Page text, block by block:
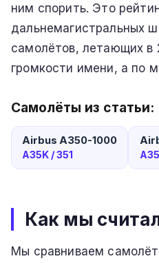
ним спорить. Это
дальнемагистральных
самолётов, летающих
громкости имени, а по
Самолёты из статьи:
Airbus A350-1000
A35K / 351
Как мы
Мы сравниваем